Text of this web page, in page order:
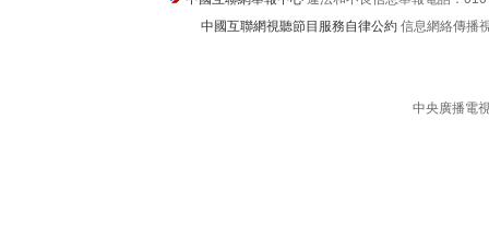
中國互聯網視聽節目服務自律公約信息網絡傳播
中央廣播電